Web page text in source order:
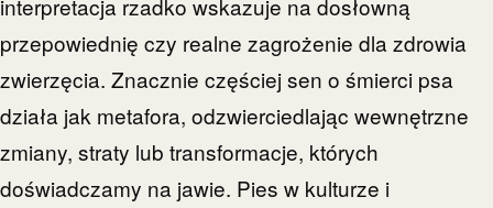
interpretacja rzadko wskazuje na dosłowną
przepowiednię czy realne zagrożenie dla zdrowia
zwierzęcia. Znacznie częściej sen o śmierci psa
działa jak metafora, odzwierciedlając wewnętrzne
zmiany, straty lub transformacje, których
doświadczamy na jawie. Pies w kulturze i